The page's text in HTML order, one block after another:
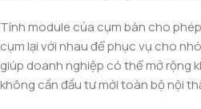
Tính module của cụm bàn cho
cụm lại với nhau để phục vụ cho
giúp doanh nghiệp có thể mở rộng
không cần đầu tư mới toàn bộ nội